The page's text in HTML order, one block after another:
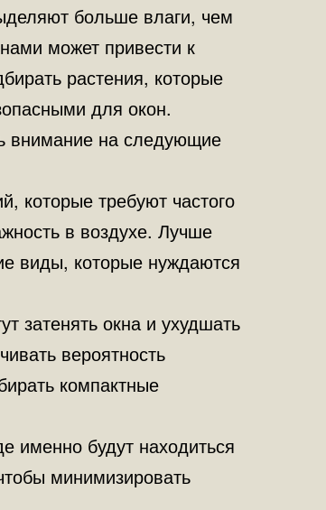
больше влаги, чем
может привести к
растения, которые
для окон.
внимание на следующие
которые требуют частого
в воздухе. Лучше
виды, которые нуждаются
затенять окна и ухудшать
вероятность
компактные
именно будут находиться
минимизировать